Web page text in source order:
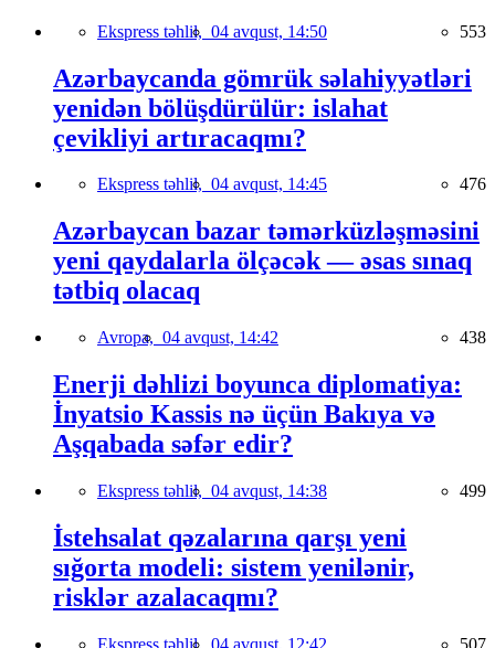
Ekspress təhlil, 04 avqust, 14:50 553
Azərbaycanda gömrük səlahiyyətləri
yenidən bölüşdürülür: islahat
çevikliyi artıracaqmı?
Ekspress təhlil, 04 avqust, 14:45 476
Azərbaycan bazar təmərküzləşməsini
yeni qaydalarla ölçəcək — əsas sınaq
tətbiq olacaq
Avropa, 04 avqust, 14:42 438
Enerji dəhlizi boyunca diplomatiya:
İnyatsio Kassis nə üçün Bakıya və
Aşqabada səfər edir?
Ekspress təhlil, 04 avqust, 14:38 499
İstehsalat qəzalarına qarşı yeni
sığorta modeli: sistem yenilənir,
risklər azalacaqmı?
Ekspress təhlil, 04 avqust, 12:42 507